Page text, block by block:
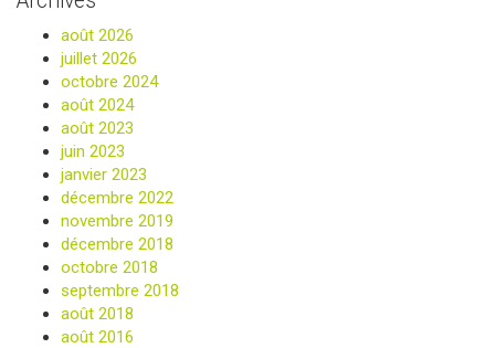
août 2026
juillet 2026
octobre 2024
août 2024
août 2023
juin 2023
janvier 2023
décembre 2022
novembre 2019
décembre 2018
octobre 2018
septembre 2018
août 2018
août 2016